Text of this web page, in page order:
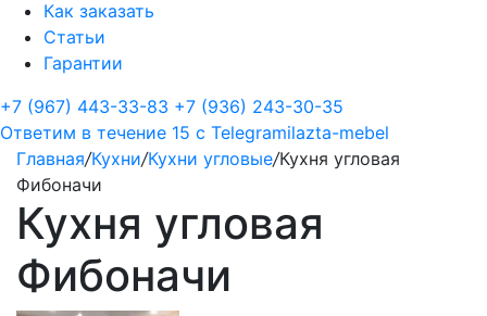
Как заказать
Статьи
Гарантии
+7 (967) 443-33-83 +7 (936) 243-30-35
Ответим в течение 15 с Telegramilazta-mebel
Главная/Кухни/Кухни угловые/Кухня угловая
Фибоначи
Кухня угловая
Фибоначи